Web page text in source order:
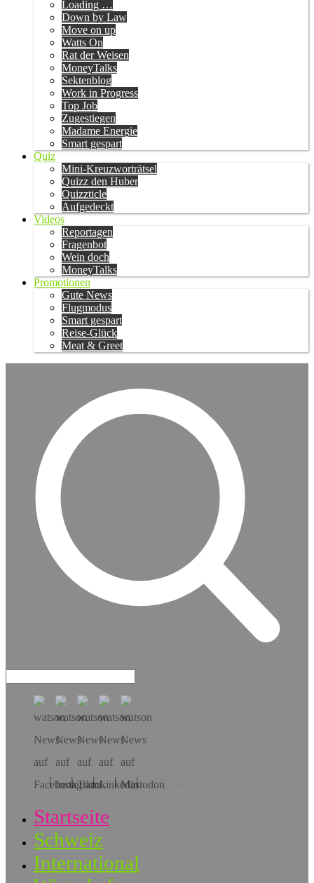
Loading …
Down by Law
Move on up
Watts On
Rat der Weisen
MoneyTalks
Sektenblog
Work in Progress
Top Job
Zugestiegen
Madame Energie
Smart gespart
Quiz
Mini-Kreuzworträtsel
Quizz den Huber
Quizzticle
Aufgedeckt
Videos
Reportagen
Fragenbot
Wein doch
MoneyTalks
Promotionen
Gute News
Flugmodus
Smart gespart
Reise-Glück
Meat & Greet
Hol dir die App!
Startseite
Schweiz
International